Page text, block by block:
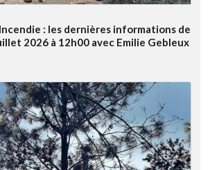
: les dernières informations de
2026 à 12h00 avec Emilie Gebleux